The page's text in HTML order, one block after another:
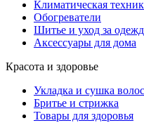
Климатическая
Обогреватели
Шитье и уход за
Аксессуары для дома
Красота и здоровье
Укладка и сушка волос
Бритье и стрижка
Товары для здоровья